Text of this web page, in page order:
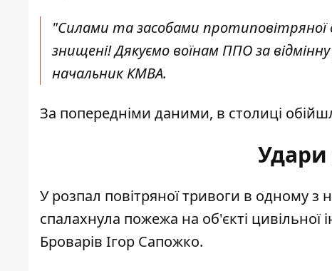
"Силами та засобами протиповітряної
знищені! Дякуємо воїнам ППО за
начальник КМВА.
За попередніми даними, в столиці
Удари
У розпал повітряної тривоги в одному з
спалахнула пожежа на об'єкті
Броварів Ігор Сапожко.